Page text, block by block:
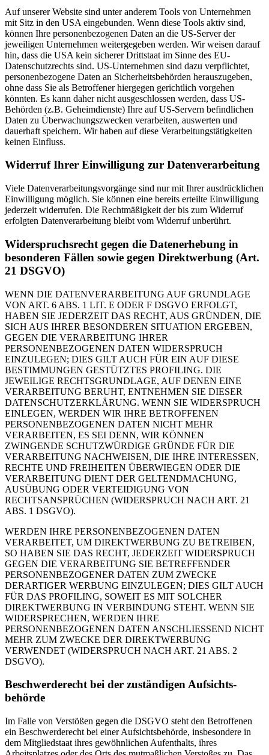
Auf unserer Website sind unter anderem Tools von Unternehmen
mit Sitz in den USA eingebunden. Wenn diese Tools aktiv sind,
können Ihre personenbezogenen Daten an die US-Server der
jeweiligen Unternehmen weitergegeben werden. Wir weisen darauf
hin, dass die USA kein sicherer Drittstaat im Sinne des EU-
Datenschutzrechts sind. US-Unternehmen sind dazu verpflichtet,
personenbezogene Daten an Sicherheitsbehörden herauszugeben,
ohne dass Sie als Betroffener hiergegen gerichtlich vorgehen
könnten. Es kann daher nicht ausgeschlossen werden, dass US-
Behörden (z.B. Geheimdienste) Ihre auf US-Servern befindlichen
Daten zu Überwachungszwecken verarbeiten, auswerten und
dauerhaft speichern. Wir haben auf diese Verarbeitungstätigkeiten
keinen Einfluss.
Widerruf Ihrer Einwilligung zur Datenverarbeitung
Viele Datenverarbeitungsvorgänge sind nur mit Ihrer ausdrücklichen
Einwilligung möglich. Sie können eine bereits erteilte Einwilligung
jederzeit widerrufen. Die Rechtmäßigkeit der bis zum Widerruf
erfolgten Datenverarbeitung bleibt vom Widerruf unberührt.
Widerspruchsrecht gegen die Datenerhebung in
besonderen Fällen sowie gegen Direktwerbung (Art.
21 DSGVO)
WENN DIE DATENVERARBEITUNG AUF GRUNDLAGE
VON ART. 6 ABS. 1 LIT. E ODER F DSGVO ERFOLGT,
HABEN SIE JEDERZEIT DAS RECHT, AUS GRÜNDEN, DIE
SICH AUS IHRER BESONDEREN SITUATION ERGEBEN,
GEGEN DIE VERARBEITUNG IHRER
PERSONENBEZOGENEN DATEN WIDERSPRUCH
EINZULEGEN; DIES GILT AUCH FÜR EIN AUF DIESE
BESTIMMUNGEN GESTÜTZTES PROFILING. DIE
JEWEILIGE RECHTSGRUNDLAGE, AUF DENEN EINE
VERARBEITUNG BERUHT, ENTNEHMEN SIE DIESER
DATENSCHUTZERKLÄRUNG. WENN SIE WIDERSPRUCH
EINLEGEN, WERDEN WIR IHRE BETROFFENEN
PERSONENBEZOGENEN DATEN NICHT MEHR
VERARBEITEN, ES SEI DENN, WIR KÖNNEN
ZWINGENDE SCHUTZWÜRDIGE GRÜNDE FÜR DIE
VERARBEITUNG NACHWEISEN, DIE IHRE INTERESSEN,
RECHTE UND FREIHEITEN ÜBERWIEGEN ODER DIE
VERARBEITUNG DIENT DER GELTENDMACHUNG,
AUSÜBUNG ODER VERTEIDIGUNG VON
RECHTSANSPRÜCHEN (WIDERSPRUCH NACH ART. 21
ABS. 1 DSGVO).
WERDEN IHRE PERSONENBEZOGENEN DATEN
VERARBEITET, UM DIREKTWERBUNG ZU BETREIBEN,
SO HABEN SIE DAS RECHT, JEDERZEIT WIDERSPRUCH
GEGEN DIE VERARBEITUNG SIE BETREFFENDER
PERSONENBEZOGENER DATEN ZUM ZWECKE
DERARTIGER WERBUNG EINZULEGEN; DIES GILT AUCH
FÜR DAS PROFILING, SOWEIT ES MIT SOLCHER
DIREKTWERBUNG IN VERBINDUNG STEHT. WENN SIE
WIDERSPRECHEN, WERDEN IHRE
PERSONENBEZOGENEN DATEN ANSCHLIESSEND NICHT
MEHR ZUM ZWECKE DER DIREKTWERBUNG
VERWENDET (WIDERSPRUCH NACH ART. 21 ABS. 2
DSGVO).
Beschwerde­recht bei der zuständigen Aufsichts­
behörde
Im Falle von Verstößen gegen die DSGVO steht den Betroffenen
ein Beschwerderecht bei einer Aufsichtsbehörde, insbesondere in
dem Mitgliedstaat ihres gewöhnlichen Aufenthalts, ihres